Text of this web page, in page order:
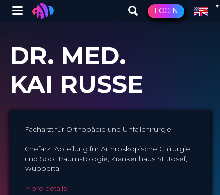
main
content
Winglet LOGIN
DR. MED.
KAI RUSSE
Facharzt für Orthopädie und Unfallchirurgie
Chefarzt Abteilung für Arthroskopische Chirurgie
und Sporttraumatologie, Krankenhaus St. Josef,
Wuppertal
More details